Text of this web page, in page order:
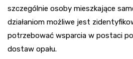
szczególnie osoby mieszkające
działaniom możliwe jest
potrzebować wsparcia w postaci
dostaw opału.